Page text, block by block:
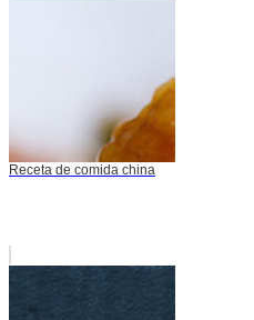
Receta de comida china